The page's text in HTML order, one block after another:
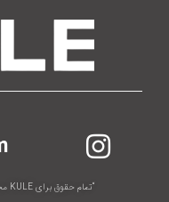
“تمام حقوق برای KULE محفوظ است و کپی برداری پیگرد قانونی دارد”